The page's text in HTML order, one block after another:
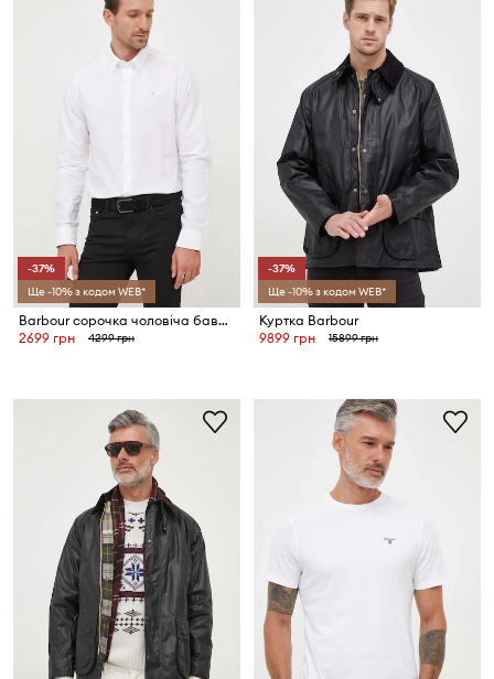
-37%
Ще -10% з кодом WEB*
Barbour сорочка чоловіча бавовняна OXTOWN
2699 грн
4299 грн
-37%
Ще -10% з кодом WEB*
Куртка Barbour
9899 грн
15899 грн